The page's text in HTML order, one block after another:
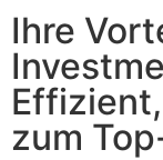
Ihre
zum